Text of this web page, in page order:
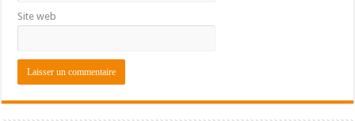
Site web